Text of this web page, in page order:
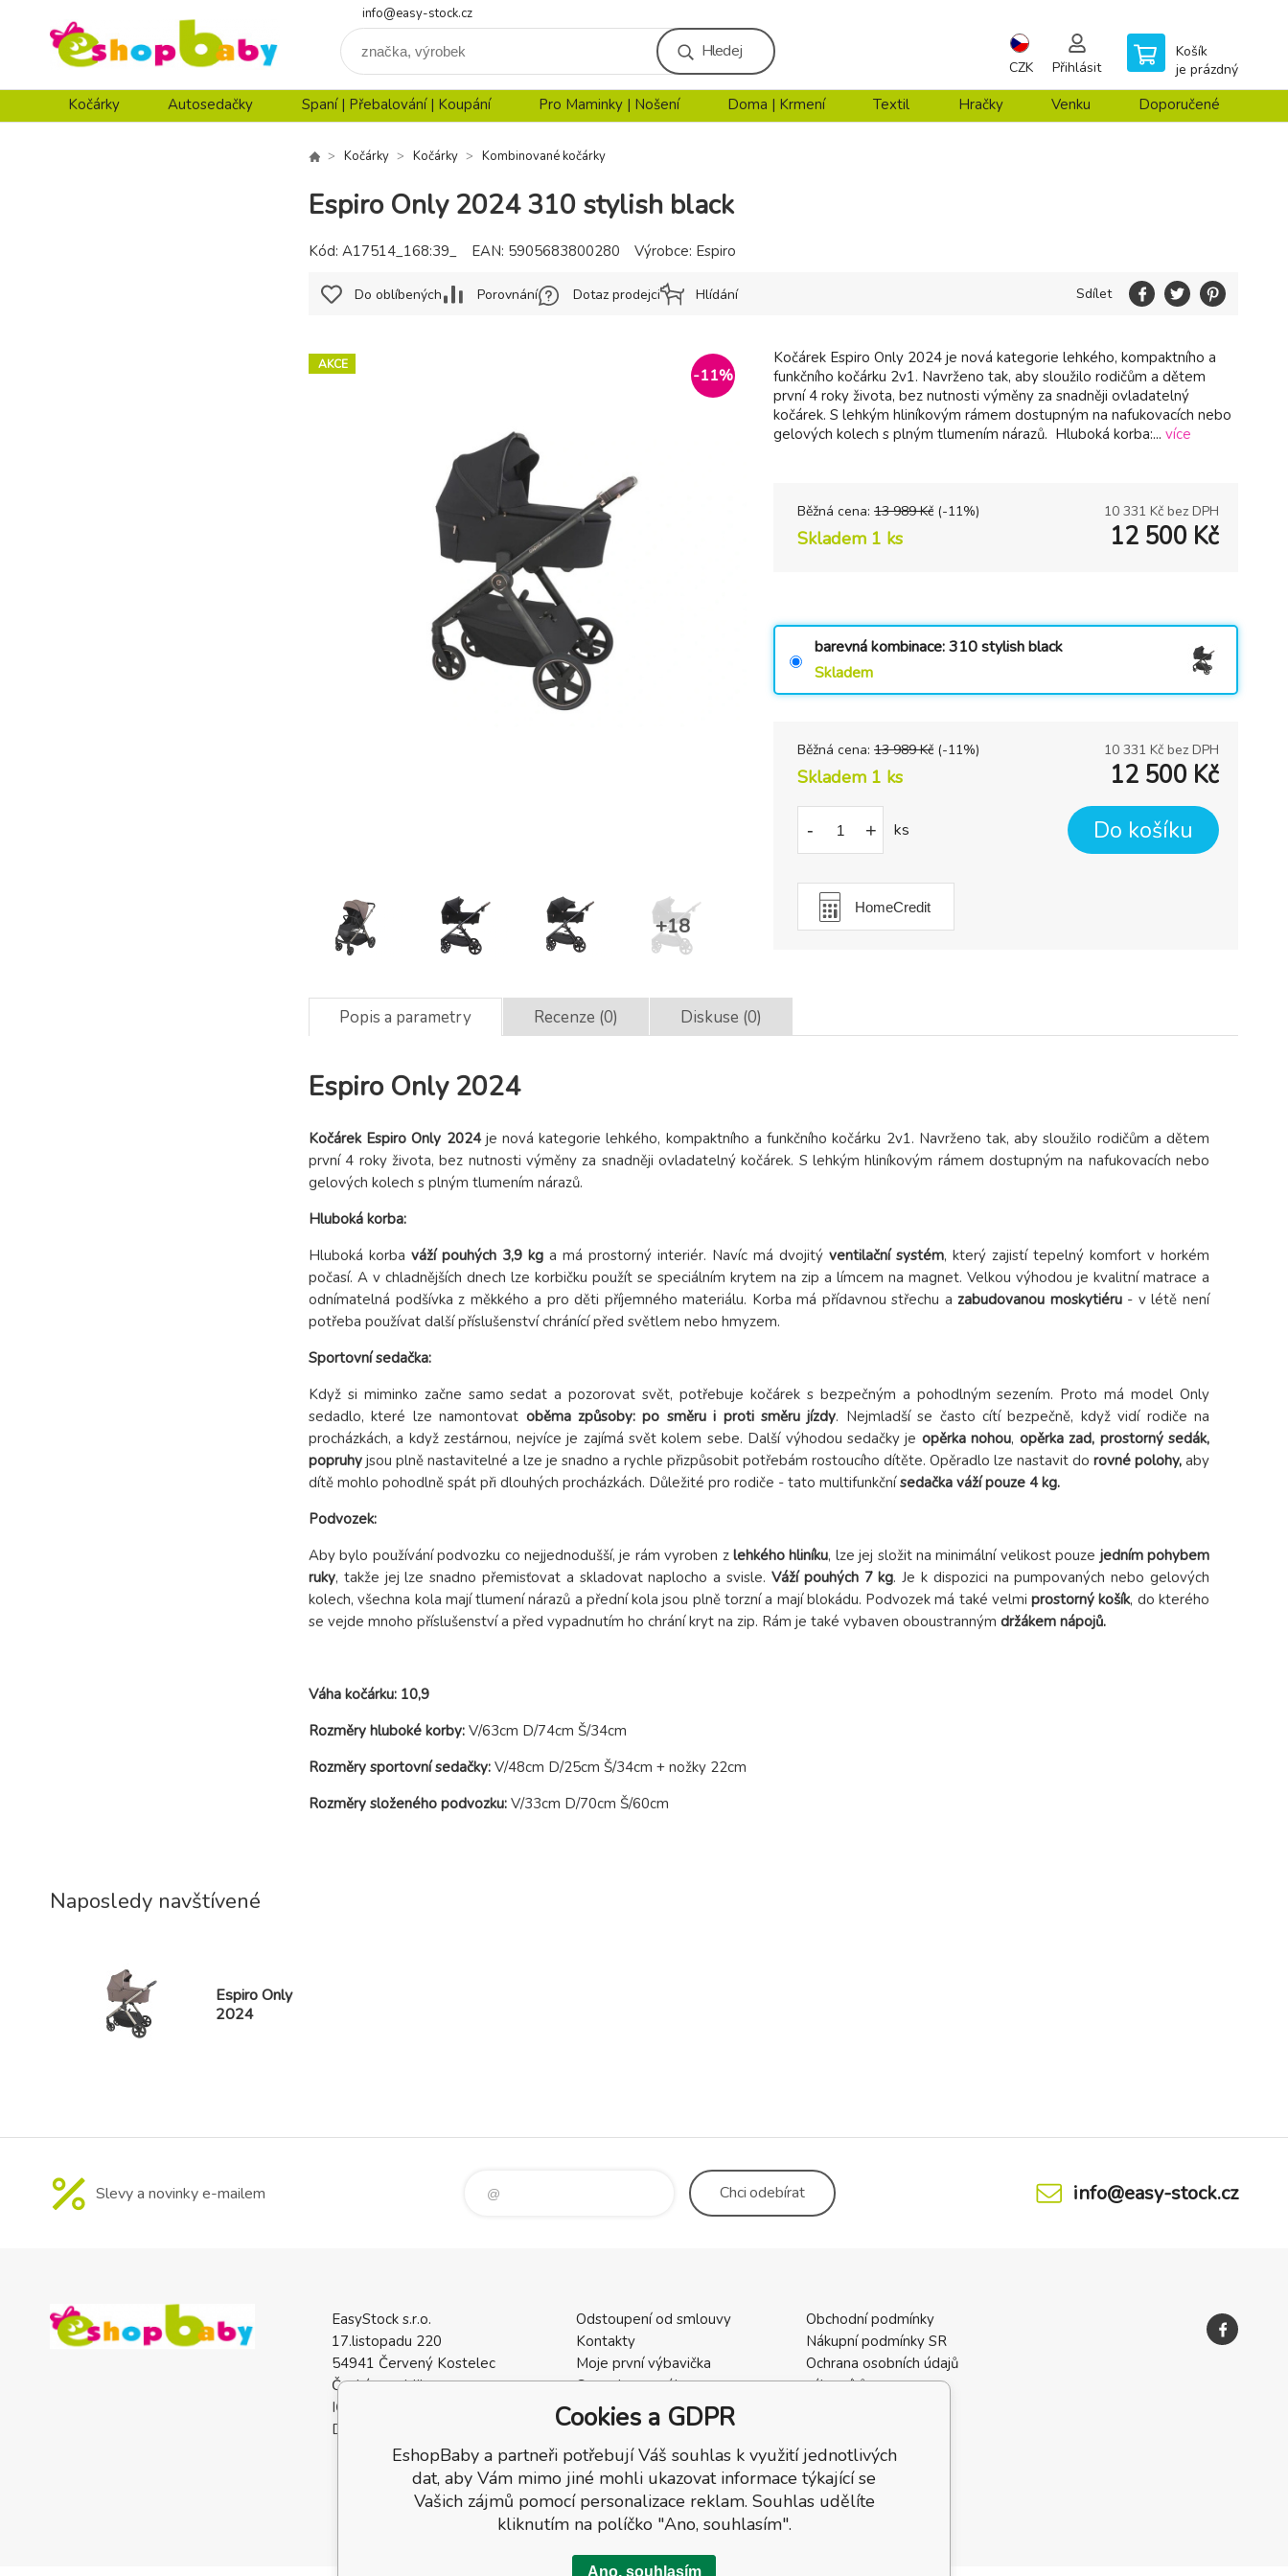
info@easy-stock.cz
Hledej
CZK Přihlásit
Košík
je prázdný
Kočárky Autosedačky Spaní | Přebalování | Koupání Pro Maminky | Nošení Doma | Krmení Textil Hračky Venku Doporučené
Kočárky Kočárky Kombinované kočárky
Espiro Only 2024 310 stylish black
AKCE
-11%
Kočárek Espiro Only 2024 je nová kategorie lehkého, kompaktního a
funkčního kočárku 2v1. Navrženo tak, aby sloužilo rodičům a dětem
první 4 roky života, bez nutnosti výměny za snadněji ovladatelný
kočárek. S lehkým hliníkovým rámem dostupným na nafukovacích nebo
gelových kolech s plným tlumením nárazů. Hluboká korba:... více
Běžná cena: 13 989 Kč (-11%) 10 331 Kč bez DPH
Skladem 1 ks 12 500 Kč
barevná kombinace: 310 stylish black
Skladem
Běžná cena: 13 989 Kč (-11%) 10 331 Kč bez DPH
Skladem 1 ks 12 500 Kč
- + ks Do košíku
HomeCredit
Kód: A17514_168:39_ EAN: 5905683800280 Výrobce: Espiro
Do oblíbených Porovnání Dotaz prodejci Hlídání Sdílet
Popis a parametry Recenze (0) Diskuse (0)
Espiro Only 2024
Kočárek Espiro Only 2024je nová kategorie lehkého, kompaktního a funkčního kočárku 2v1. Navrženo tak, aby sloužilo rodičům a dětem
první 4 roky života, bez nutnosti výměny za snadněji ovladatelný kočárek. S lehkým hliníkovým rámem dostupným na nafukovacích nebo
gelových kolech s plným tlumením nárazů.
Hluboká korba:
Hluboká korba váží pouhých 3,9 kg a má prostorný interiér. Navíc má dvojitý ventilační systém, který zajistí tepelný komfort v horkém
počasí. A v chladnějších dnech lze korbičku použít se speciálním krytem na zip a límcem na magnet. Velkou výhodou je kvalitní matrace a
odnímatelná podšívka z měkkého a pro děti příjemného materiálu. Korba má přídavnou střechu azabudovanou moskytiéru- v létě není
potřeba používat další příslušenství chránící před světlem nebo hmyzem.
Sportovní sedačka:
Když si miminko začne samo sedat a pozorovat svět, potřebuje kočárek s bezpečným a pohodlným sezením. Proto má model Only
sedadlo, které lze namontovat oběma způsoby: po směru i proti směru jízdy. Nejmladší se často cítí bezpečně, když vidí rodiče na
procházkách, a když zestárnou, nejvíce je zajímá svět kolem sebe. Další výhodou sedačky je opěrka nohou, opěrka zad, prostorný sedák,
popruhy jsou plně nastavitelné a lze je snadno a rychle přizpůsobit potřebám rostoucího dítěte. Opěradlo lze nastavit do rovné polohy, aby
dítě mohlo pohodlně spát při dlouhých procházkách. Důležité pro rodiče - tato multifunkčnísedačka váží pouze 4 kg.
Podvozek:
Aby bylo používání podvozku co nejjednodušší, je rám vyroben z lehkého hliníku, lze jej složit na minimální velikost pouze jedním pohybem
ruky, takže jej lze snadno přemisťovat a skladovat naplocho a svisle. Váží pouhých 7 kg. Je k dispozici na pumpovaných nebo gelových
kolech, všechna kola mají tlumení nárazů a přední kola jsou plně torzní a mají blokádu. Podvozek má také velmiprostorný košík, do kterého
se vejde mnoho příslušenství a před vypadnutím ho chrání kryt na zip. Rám je také vybaven oboustranným držákem nápojů.
Váha kočárku: 10,9
Rozměry hluboké korby: V/63cm D/74cm Š/34cm
Rozměry sportovní sedačky: V/48cm D/25cm Š/34cm + nožky 22cm
Rozměry složeného podvozku: V/33cm D/70cm Š/60cm
Naposledy navštívené
Espiro Only
2024
Slevy a novinky e-mailem Chciodebírat info@easy-stock.cz
EasyStock s.r.o.
17.listopadu 220
54941 Červený Kostelec
Česká republika
IČO: 07727402
DIČ: CZ07727402
Odstoupení od smlouvy
Kontakty
Moje první výbavička
Ceny dopravného
Vrácení zboží / Reklamace
Reklamace
Recenze
Obchodní podmínky
Nákupní podmínky SR
Ochrana osobních údajů
zákazníků
Cookies a GDPR
EshopBaby a partneři potřebují Váš souhlas k využití jednotlivých
dat, aby Vám mimo jiné mohli ukazovat informace týkající se
Vašich zájmů pomocí personalizace reklam. Souhlas udělíte
kliknutím na políčko "Ano, souhlasím".
Ano, souhlasím